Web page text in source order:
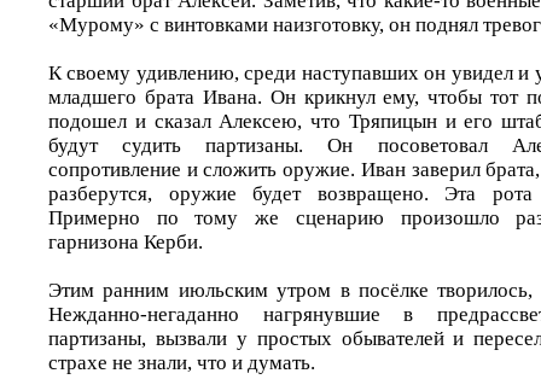
«Мурому» с винтовками наизготовку, он поднял
К своему удивлению, среди наступавших он увидел и
младшего брата Ивана. Он крикнул ему, чтобы тот
подошел и сказал Алексею, что Тряпицын и его
будут судить партизаны. Он посоветовал
сопротивление и сложить оружие. Иван заверил
разберутся, оружие будет возвращено. Эта
Примерно по тому же сценарию произошло
гарнизона Керби.
Этим ранним июльским утром в посёлке творилось,
Нежданно-негаданно нагрянувшие в
партизаны, вызвали у простых обывателей и
страхе не знали, что и думать.